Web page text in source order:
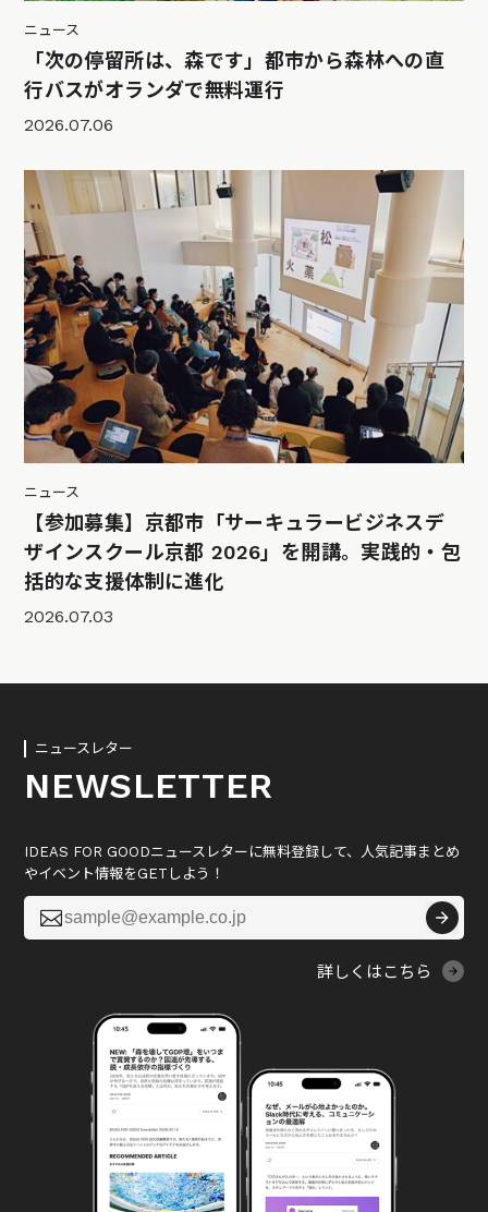
ニュース
「次の停留所は、森です」都市から森林への直
行バスがオランダで無料運行
2026.07.06
ニュース
【参加募集】京都市「サーキュラービジネスデ
ザインスクール京都 2026」を開講。実践的・包
括的な支援体制に進化
2026.07.03
ニュースレター
NEWSLETTER
IDEAS FOR GOODニュースレターに無料登録して、人気記事まとめ
やイベント情報をGETしよう！

詳しくはこちら